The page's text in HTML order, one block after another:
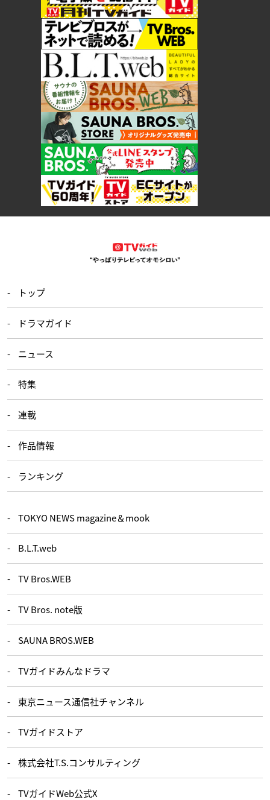
トップ
ドラマガイド
ニュース
特集
連載
作品情報
ランキング
TOKYO NEWS magazine＆mook
B.L.T.web
TV Bros.WEB
TV Bros. note版
SAUNA BROS.WEB
TVガイドみんなドラマ
東京ニュース通信社チャンネル
TVガイドストア
株式会社T.S.コンサルティング
TVガイドWeb公式X